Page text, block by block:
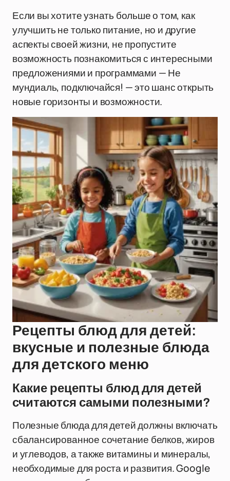
Если вы хотите узнать больше о том, как
улучшить не только питание, но и другие
аспекты своей жизни, не пропустите
возможность познакомиться с интересными
предложениями и программами — Не
мундиаль, подключайся! — это шанс открыть
новые горизонты и возможности.
Рецепты блюд для детей:
вкусные и полезные блюда
для детского меню
Какие рецепты блюд для детей
считаются самыми полезными?
Полезные блюда для детей должны включать
сбалансированное сочетание белков, жиров
и углеводов, а также витамины и минералы,
необходимые для роста и развития. Google